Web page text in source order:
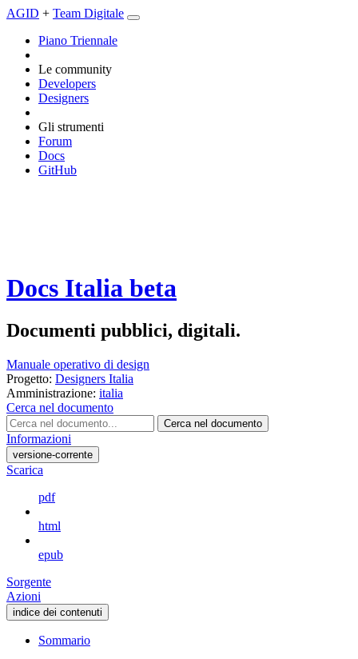
AGID + Team Digitale
Piano Triennale
Le community
Developers
Designers
Gli strumenti
Forum
Docs
GitHub
Docs Italia beta
Documenti pubblici, digitali.
Manuale operativo di design
Progetto: Designers Italia
Amministrazione: italia
Cerca nel documento
Cerca nel documento
Informazioni
versione-corrente
Scarica
pdf
html
epub
Sorgente
Azioni
indice dei contenuti
Sommario